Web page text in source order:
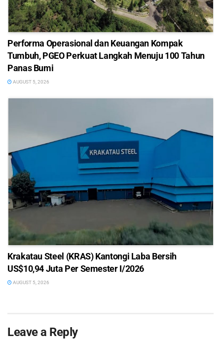
Performa Operasional dan Keuangan Kompak
Tumbuh, PGEO Perkuat Langkah Menuju 100 Tahun
Panas Bumi
AUGUST 5, 2026
Krakatau Steel (KRAS) Kantongi Laba Bersih
US$10,94 Juta Per Semester I/2026
AUGUST 5, 2026
Leave a Reply